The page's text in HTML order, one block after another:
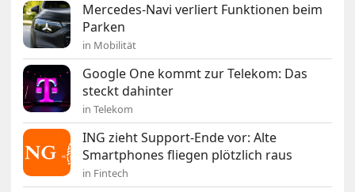
Mercedes-Navi verliert Funktionen beim
Parken
in Mobilität
Google One kommt zur Telekom: Das
steckt dahinter
in Telekom
ING zieht Support-Ende vor: Alte
Smartphones fliegen plötzlich raus
in Fintech